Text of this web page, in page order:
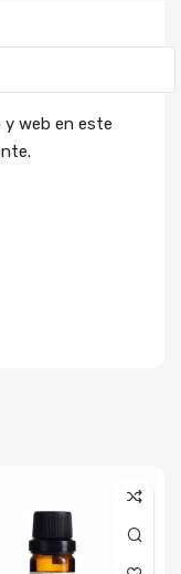
y web en este